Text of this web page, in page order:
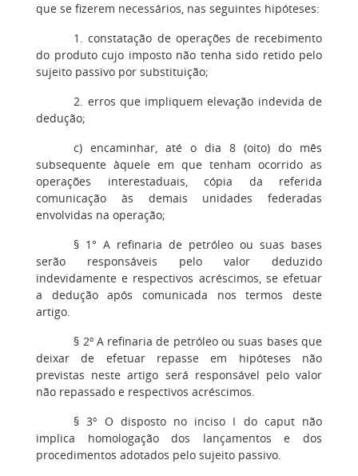
que se fizerem necessários, nas seguintes hipóteses:
1. constatação de operações de recebimento
do produto cujo imposto não tenha sido retido pelo
sujeito passivo por substituição;
2. erros que impliquem elevação indevida de
dedução;
c) encaminhar, até o dia 8 (oito) do mês
subsequente àquele em que tenham ocorrido as
operações interestaduais, cópia da referida
comunicação às demais unidades federadas
envolvidas na operação;
§ 1° A refinaria de petróleo ou suas bases
serão responsáveis pelo valor deduzido
indevidamente e respectivos acréscimos, se efetuar
a dedução após comunicada nos termos deste
artigo.
§ 2º A refinaria de petróleo ou suas bases que
deixar de efetuar repasse em hipóteses não
previstas neste artigo será responsável pelo valor
não repassado e respectivos acréscimos.
§ 3º O disposto no inciso I do caput não
implica homologação dos lançamentos e dos
procedimentos adotados pelo sujeito passivo.